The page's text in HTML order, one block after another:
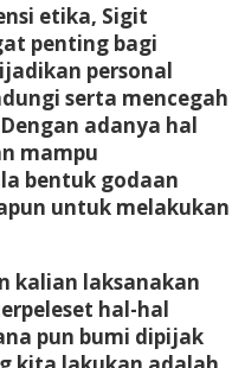
etika, Sigit
penting bagi
personal
serta mencegah
adanya hal
mampu
bentuk godaan
untuk melakukan
kalian laksanakan
hal-hal
pun bumi dipijak